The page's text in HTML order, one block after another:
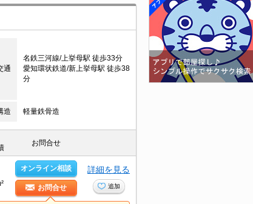
通
名鉄三河線/上挙母駅 徒歩33分
愛知環状鉄道/新上挙母駅 徒歩38
分
造 軽量鉄骨造
お問合せ
オンライン相談
お問合せ
詳細を見る
追加